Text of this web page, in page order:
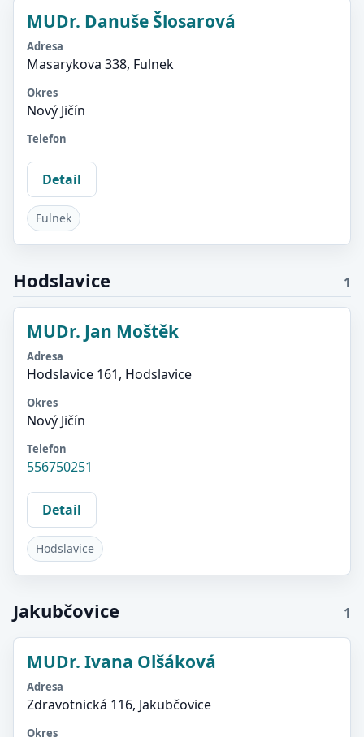
MUDr. Danuše Šlosarová
Adresa
Masarykova 338, Fulnek
Okres
Nový Jičín
Telefon
Detail
Fulnek
Hodslavice 1
MUDr. Jan Moštěk
Adresa
Hodslavice 161, Hodslavice
Okres
Nový Jičín
Telefon
556750251
Detail
Hodslavice
Jakubčovice 1
MUDr. Ivana Olšáková
Adresa
Zdravotnická 116, Jakubčovice
Okres